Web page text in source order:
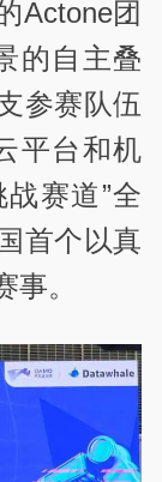
Actone团
的自主叠
参赛队伍
平台和机
赛道”全
首个以真
。